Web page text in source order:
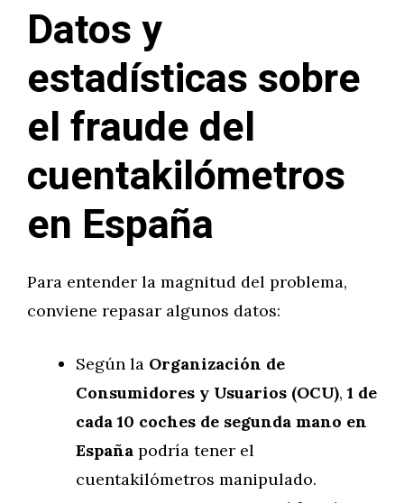
Datos y
estadísticas sobre
el fraude del
cuentakilómetros
en España
Para entender la magnitud del problema,
conviene repasar algunos datos:
Según la Organización de
Consumidores y Usuarios (OCU), 1 de
cada 10 coches de segunda mano en
España podría tener el
cuentakilómetros manipulado.